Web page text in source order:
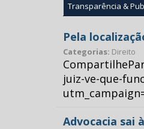
Transparência &
Pela
Categorias: Direito
juiz-ve-que-
Advocacia sai